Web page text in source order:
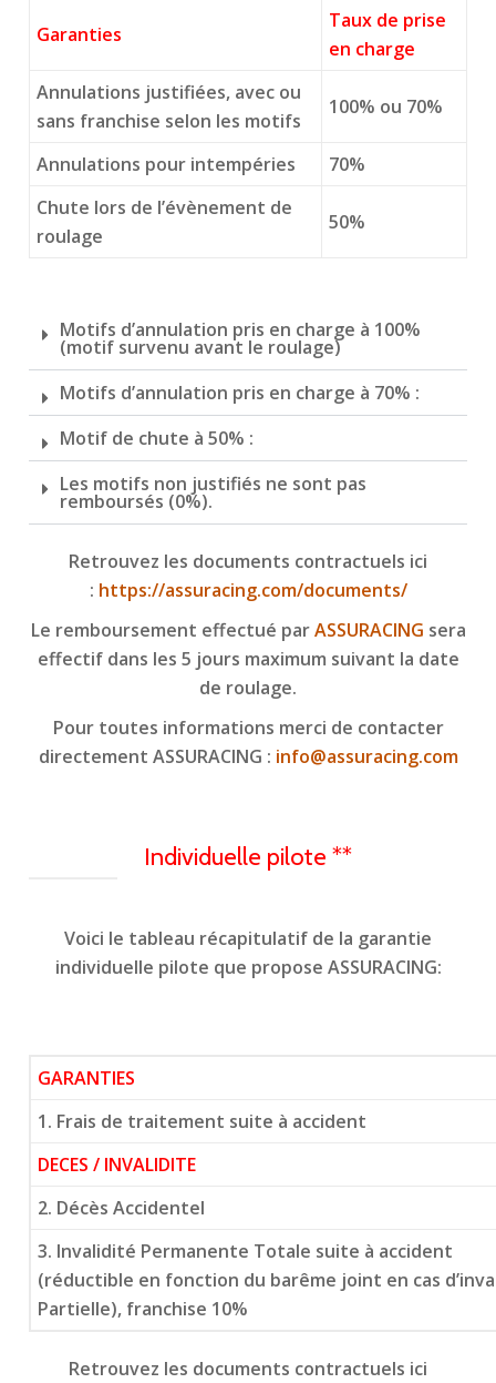
Garanties
Taux de prise
en charge
Annulations justifiées, avec ou
sans franchise selon les motifs
100% ou 70%
Annulations pour intempéries
70%
Chute lors de l’évènement de
roulage
50%
Motifs d’annulation pris en charge à 100%
(motif survenu avant le roulage)
Motifs d’annulation pris en charge à 70% :
Motif de chute à 50% :
Les motifs non justifiés ne sont pas
remboursés (0%).
Retrouvez les documents contractuels ici
: https://assuracing.com/documents/
Le remboursement effectué parASSURACING sera
effectif dans les 5 jours maximum suivant la date
de roulage.
Pour toutes informations merci de contacter
directement ASSURACING : info@assuracing.com
Individuelle pilote **
Voici le tableau récapitulatif de la garantie
individuelle pilote que propose ASSURACING:
GARANTIES
1. Frais de traitement suite à accident
DECES / INVALIDITE
2. Décès Accidentel
3. Invalidité Permanente Totale suite à accident
(réductible en fonction du barême joint en cas
Partielle), franchise 10%
Retrouvez les documents contractuels ici